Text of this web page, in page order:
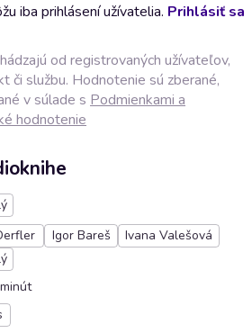
iba prihlásení užívatelia. Prihlásiť sa
od registrovaných užívateľov,
či službu. Hodnotenie sú zberané,
v súlade s Podmienkami a
hodnotenie
Igor Bareš
Ivana Valešová